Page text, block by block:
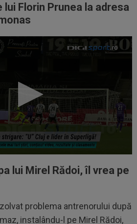
lui Florin Prunea la adresa
lui Mirel Rădoi, îl vrea pe
problema antrenorului după
instalându-l pe Mirel Rădoi,